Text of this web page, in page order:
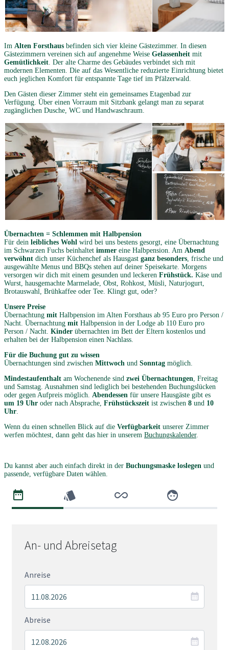
Im Alten Forsthaus befinden sich vier kleine Gästezimmer. In diesen
Gästezimmern vereinen sich auf angenehme Weise Gelassenheit mit
Gemütlichkeit. Der alte Charme des Gebäudes verbindet sich mit
modernen Elementen. Die auf das Wesentliche reduzierte Einrichtung bietet
euch jeglichen Komfort für entspannte Tage tief im Pfälzerwald.
Den Gästen dieser Zimmer steht ein gemeinsames Etagenbad zur
Verfügung. Über einen Vorraum mit Sitzbank gelangt man zu separat
zugänglichen Dusche, WC und Handwaschraum.
Übernachten = Schlemmen mit Halbpension
Für dein leibliches Wohl wird bei uns bestens gesorgt, eine Übernachtung
im Schwarzen Fuchs beinhaltet immer eine Halbpension. Am Abend
verwöhnt dich unser Küchenchef als Hausgast ganz besonders, frische und
ausgewählte Menus und BBQs stehen auf deiner Speisekarte. Morgens
versorgen wir dich mit einem gesunden und leckeren Frühstück. Käse und
Wurst, hausgemachte Marmelade, Obst, Rohkost, Müsli, Naturjogurt,
Brotauswahl, Brühkaffee oder Tee. Klingt gut, oder?
Unsere Preise
Übernachtung mit Halbpension im Alten Forsthaus ab 95 Euro pro Person /
Nacht. Übernachtung mit Halbpension in der Lodge ab 110 Euro pro
Person / Nacht. Kinder übernachten im Bett der Eltern kostenlos und
erhalten bei der Halbpension einen Nachlass.
Für die Buchung gut zu wissen
Übernachtungen sind zwischen Mittwoch und Sonntag möglich.
Mindestaufenthalt am Wochenende sind zwei Übernachtungen, Freitag
und Samstag. Ausnahmen sind lediglich bei bestehenden Buchungslücken
oder gegen Aufpreis möglich. Abendessen für unsere Hausgäste gibt es
um 19 Uhr oder nach Absprache, Frühstückszeit ist zwischen 8 und 10
Uhr.
Wenn du einen schnellen Blick auf die Verfügbarkeit unserer Zimmer
werfen möchtest, dann geht das hier in unserem Buchungskalender.
Du kannst aber auch einfach direkt in der Buchungsmaske loslegen und
passende, verfügbare Daten wählen.
An- und Abreisetag
Anreise
Abreise